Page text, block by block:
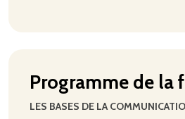
Programme de la
LES BASES DE LA